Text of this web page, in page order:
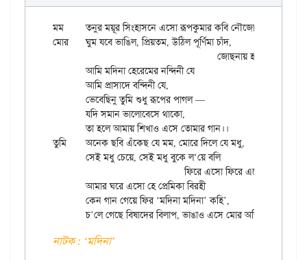
মম	তনুর ময়ূর সিংহাসনে এসো রূপকুমার কবি নৌজোয়ান।
মোর	ঘুম যবে ভাঙিল, প্রিয়তম, উঠিল পূর্ণিমা চাঁদ,
	আমি মদিনা হেরেমের নন্দিনী যে
	আমি প্রাসাদে বন্দিনী যে,
	যদি সমান ভালোবেসে থাকো,
	তা হলে আমায় শিখাও এসে তোমার গান।।
তুমি	অনেক ছবি এঁকেছ যে মম, মোরে দিলে যে মধু,
				ফিরে এসো ফিরে এসো বঁধু।
	আমার ঘরে এসো হে প্রেমিকা বিরহী
নাটক : ‘মদিনা’